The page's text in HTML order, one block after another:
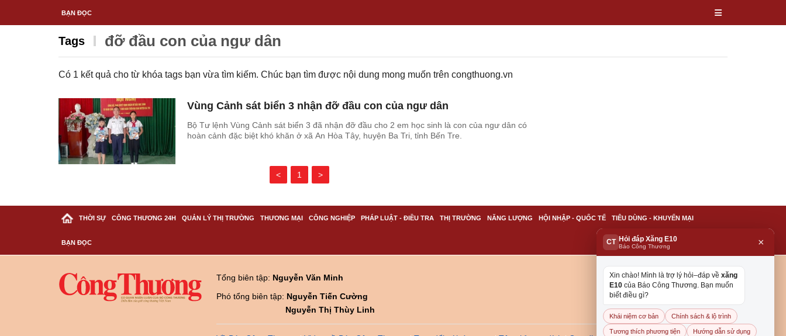
BẠN ĐỌC
Tags đỡ đầu con của ngư dân
Có 1 kết quả cho từ khóa tags bạn vừa tìm kiếm. Chúc bạn tìm được nội dung mong muốn trên congthuong.vn
Vùng Cảnh sát biển 3 nhận đỡ đầu con của ngư dân
Bộ Tư lệnh Vùng Cảnh sát biển 3 đã nhận đỡ đầu cho 2 em học sinh là con của ngư dân có
hoàn cảnh đặc biệt khó khăn ở xã An Hòa Tây, huyện Ba Tri, tỉnh Bến Tre.
< 1 >
THỜI SỰ CÔNG THƯƠNG 24H QUẢN LÝ THỊ TRƯỜNG THƯƠNG MẠI CÔNG NGHIỆP PHÁP LUẬT - ĐIỀU TRA THỊ TRƯỜNG NĂNG LƯỢNG HỘI NHẬP - QUỐC TẾ TIÊU DÙNG - KHUYẾN MẠI
BẠN ĐỌC
Tổng biên tập: Nguyễn Văn Minh
Phó tổng biên tập: Nguyễn Tiến Cường
Nguyễn Thị Thùy Linh
CT Hỏi đáp Xăng E10
Báo Công Thương ×
Xin chào! Mình là trợ lý hỏi–đáp về xăng
E10 của Báo Công Thương. Bạn muốn
biết điều gì?
Khái niệm cơ bản Chính sách & lộ trình
Tương thích phương tiện Hướng dẫn sử dụng